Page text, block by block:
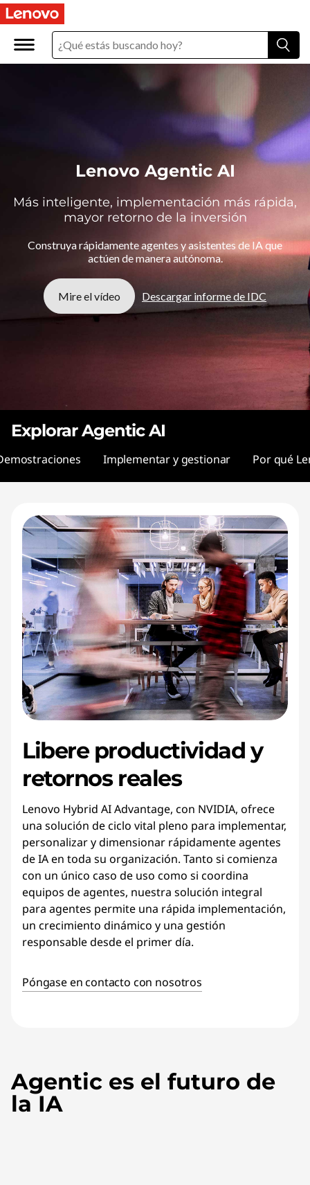
L
A
t
A
Lenovo Agentic AI
Más inteligente, implementación más rápida,
mayor retorno de la inversión
Construya rápidamente agentes y asistentes de IA que
actúen de manera autónoma.
Mire el vídeo Descargar informe de IDC
Explorar Agentic AI
Implementar y gestionar Por qué
Libere productividad y
retornos reales
Lenovo Hybrid AI Advantage, con NVIDIA, ofrece
una solución de ciclo vital pleno para implementar,
personalizar y dimensionar rápidamente agentes
de IA en toda su organización. Tanto si comienza
con un único caso de uso como si coordina
equipos de agentes, nuestra solución integral
para agentes permite una rápida implementación,
un crecimiento dinámico y una gestión
responsable desde el primer día.
Póngase en contacto con nosotros
Agentic es el futuro de
la IA